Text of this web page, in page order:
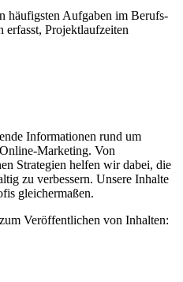
häufigsten Aufgaben im Berufs-
erfasst, Projektlaufzeiten
Informationen rund um
Marketing. Von
Strategien helfen wir dabei, die
zu verbessern. Unsere Inhalte
gleichermaßen.
Veröffentlichen von Inhalten: